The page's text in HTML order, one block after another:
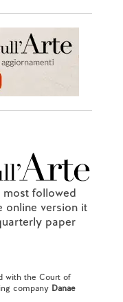
followed
online version it
paper
with the Court of
company Danae